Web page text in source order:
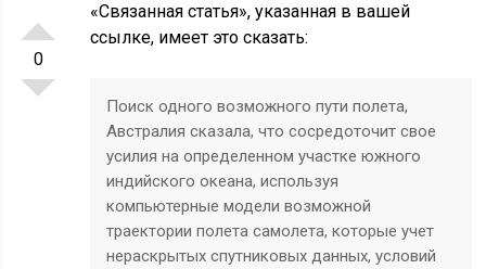
0
«Связанная статья», указанная в вашей
ссылке, имеет это сказать:
Поиск одного возможного пути полета,
Австралия сказала, что сосредоточит свое
усилия на определенном участке южного
индийского океана, используя
компьютерные модели возможной
траектории полета самолета, которые учет
нераскрытых спутниковых данных, условий